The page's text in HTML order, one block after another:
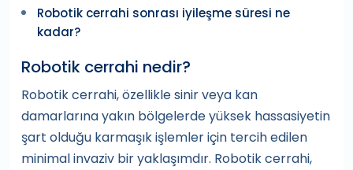
Robotik cerrahi sonrası iyileşme süresi ne
kadar?
Robotik cerrahi nedir?
Robotik cerrahi, özellikle sinir veya kan
damarlarına yakın bölgelerde yüksek hassasiyetin
şart olduğu karmaşık işlemler için tercih edilen
minimal invaziv bir yaklaşımdır. Robotik cerrahi,